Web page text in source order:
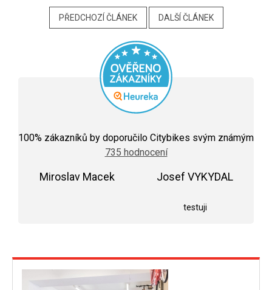
PŘEDCHOZÍ ČLÁNEK DALŠÍ ČLÁNEK
hodnocení
obchodu
je
100% zákazníků by doporučilo Citybikes svým známým
735 hodnocení
Miroslav Macek Josef VYKYDAL
testuji